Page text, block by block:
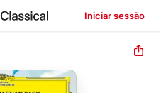
Iniciar sessão